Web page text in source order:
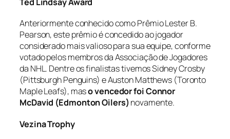
Anteriormente conhecido como Prêmio Lester B.
Pearson, este prêmio é concedido ao jogador
considerado mais valioso para sua equipe, conforme
votado pelos membros da Associação de Jogadores
da NHL. Dentre os finalistas tivemos Sidney Crosby
(Pittsburgh Penguins) e Auston Matthews (Toronto
Maple Leafs), maso vencedor foi Connor
McDavid (Edmonton Oilers) novamente.
Vezina Trophy